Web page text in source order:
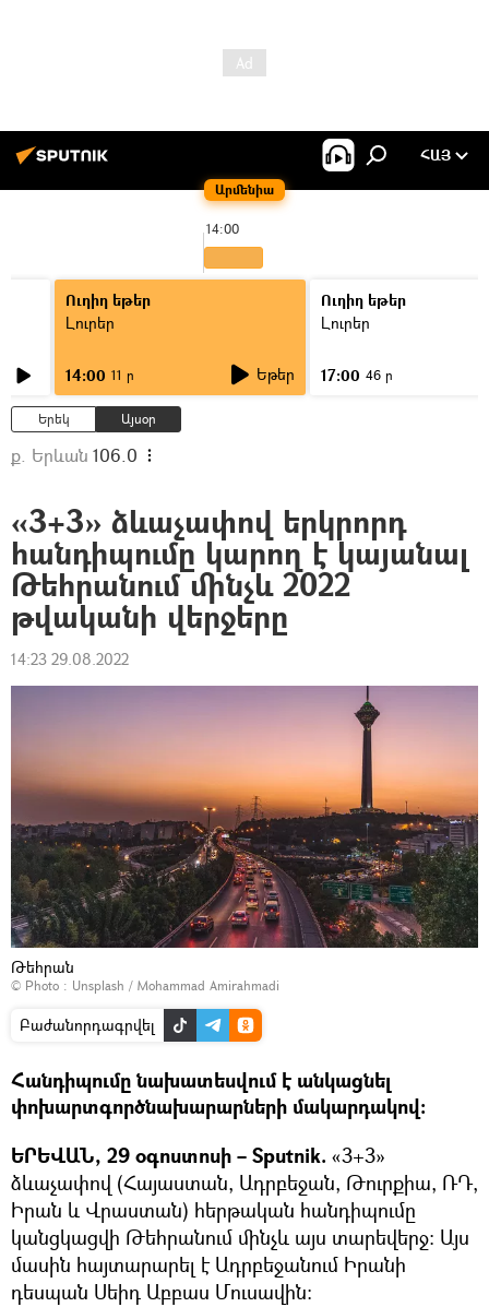
Արմենիա
ՀԱՅ
14:00
Ուղիղ եթեր
Լուրեր
14:00 11 ր Եթեր
Ուղիղ եթեր
Լուրեր
17:00 46 ր
Երեկ Այսօր
ք. Երևան 106.0
«3+3» ձևաչափով երկրորդ
հանդիպումը կարող է կայանալ
Թեհրանում մինչև 2022
թվականի վերջերը
14:23 29.08.2022
Թեհրան
© Photo : Unsplash / Mohammad Amirahmadi
Բաժանորդագրվել
Հանդիպումը նախատեսվում է անկացնել
փոխարտգործնախարարների մակարդակով։
ԵՐԵՎԱՆ, 29 օգոստոսի – Sputnik. «3+3»
ձևաչափով (Հայաստան, Ադրբեջան, Թուրքիա, ՌԴ,
Իրան և Վրաստան) հերթական հանդիպումը
կանցկացվի Թեհրանում մինչև այս տարեվերջ։ Այս
մասին հայտարարել է Ադրբեջանում Իրանի
դեսպան Սեիդ Աբբաս Մուսավին։